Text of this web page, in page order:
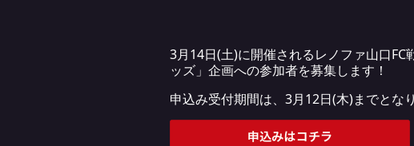
3月14日(土)に開催されるレノファ山口
ッズ」企画への参加者を募集します！
申込み受付期間は、3月12日(木)までとな